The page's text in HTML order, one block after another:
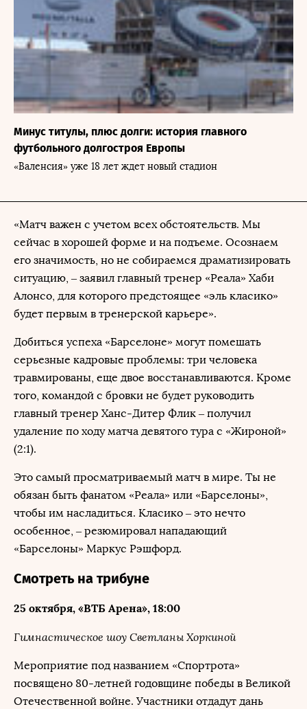
Минус титулы, плюс долги: история главного
футбольного долгостроя Европы
«Валенсия» уже 18 лет ждет новый стадион
«Матч важен с учетом всех обстоятельств. Мы
сейчас в хорошей форме и на подъеме. Осознаем
его значимость, но не собираемся драматизировать
ситуацию, – заявил главный тренер «Реала» Хаби
Алонсо, для которого предстоящее «эль класико»
будет первым в тренерской карьере».
Добиться успеха «Барселоне» могут помешать
серьезные кадровые проблемы: три человека
травмированы, еще двое восстанавливаются. Кроме
того, командой с бровки не будет руководить
главный тренер Ханс-Дитер Флик – получил
удаление по ходу матча девятого тура с «Жироной»
(2:1).
Это самый просматриваемый матч в мире. Ты не
обязан быть фанатом «Реала» или «Барселоны»,
чтобы им насладиться. Класико – это нечто
особенное, – резюмировал нападающий
«Барселоны» Маркус Рэшфорд.
Смотреть на трибуне
25 октября, «ВТБ Арена», 18:00
Гимнастическое шоу Светланы Хоркиной
Мероприятие под названием «Спортрота»
посвящено 80-летней годовщине победы в Великой
Отечественной войне. Участники отдадут дань